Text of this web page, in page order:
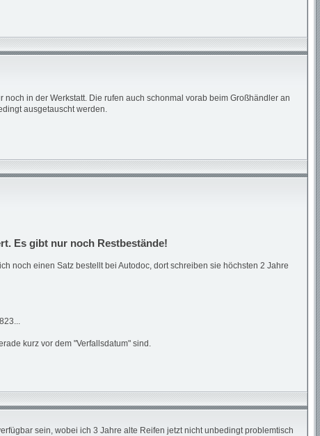
in der Werkstatt. Die rufen auch schonmal vorab beim Großhändler an
ausgetauscht werden.
Es gibt nur noch Restbestände!
noch einen Satz bestellt bei Autodoc, dort schreiben sie höchsten 2 Jahre
kurz vor dem "Verfallsdatum" sind.
sein, wobei ich 3 Jahre alte Reifen jetzt nicht unbedingt problemtisch